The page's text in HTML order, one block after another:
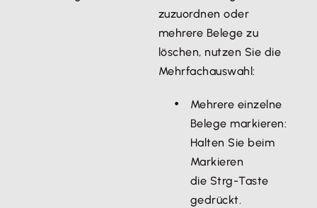
zuzuordnen oder
mehrere Belege zu
löschen, nutzen Sie die
Mehrfachauswahl:
Mehrere einzelne
Belege markieren:
Halten Sie beim
Markieren
die Strg-Taste
gedrückt.